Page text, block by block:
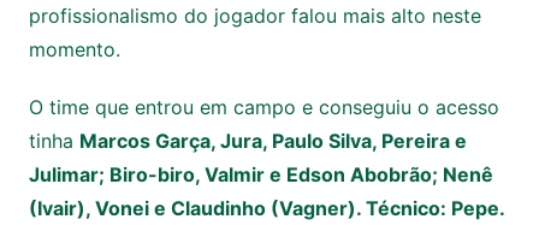
profissionalismo do jogador falou mais alto neste
momento.
O time que entrou em campo e conseguiu o acesso
tinha Marcos Garça, Jura, Paulo Silva, Pereira e
Julimar; Biro-biro, Valmir e Edson Abobrão; Nenê
(Ivair), Vonei e Claudinho (Vagner). Técnico: Pepe.